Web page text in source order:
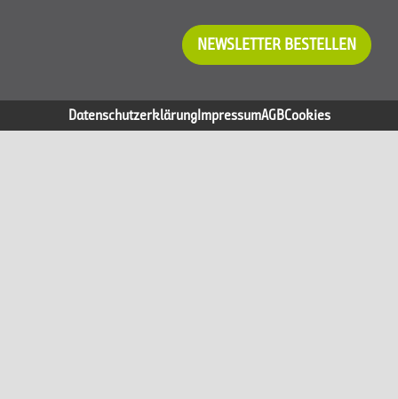
NEWSLETTER BESTELLEN
DatenschutzerklärungImpressumAGBCookies